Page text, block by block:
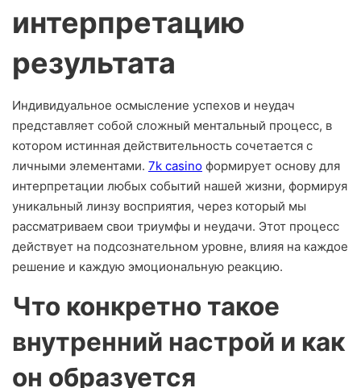
интерпретацию
результата
Индивидуальное осмысление успехов и неудач
представляет собой сложный ментальный процесс, в
котором истинная действительность сочетается с
личными элементами. 7k casino формирует основу для
интерпретации любых событий нашей жизни, формируя
уникальный линзу восприятия, через который мы
рассматриваем свои триумфы и неудачи. Этот процесс
действует на подсознательном уровне, влияя на каждое
решение и каждую эмоциональную реакцию.
Что конкретно такое
внутренний настрой и как
он образуется